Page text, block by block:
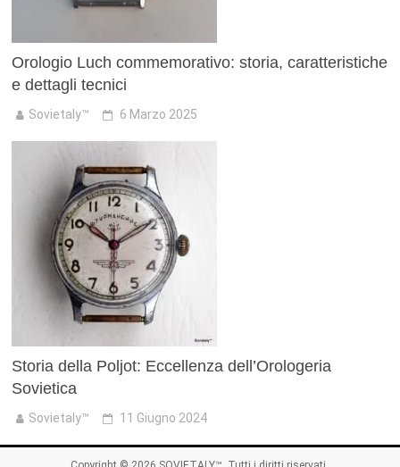
Orologio Luch commemorativo: storia, caratteristiche
e dettagli tecnici
Sovietaly™ 6 Marzo 2025
Storia della Poljot: Eccellenza dell’Orologeria
Sovietica
Sovietaly™ 11 Giugno 2024